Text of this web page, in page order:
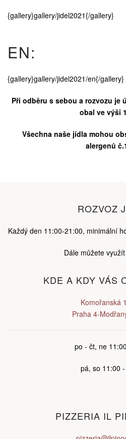
{gallery}gallery/jidel2021{/gallery}
EN:
{gallery}gallery/jidel2021/en{/gallery}
Při odběru s sebou a rozvozu je
obal ve výši
Všechna naše jídla mohou
alergenů
KDE A KDY VÁS
Komořanská
Praha 4-
po - čt, ne
pá, so 11:00
ROZVOZ
Každý den 11:00-21:00, minimální
Dále můžete
PIZZERIA IL